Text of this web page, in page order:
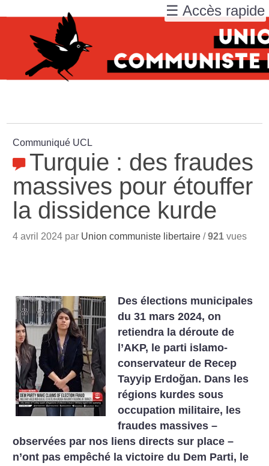
Communiqué UCL
Turquie : des fraudes
massives pour étouffer
la dissidence kurde
4 avril 2024 par Union communiste libertaire /921 vues
Des élections municipales
du 31 mars 2024, on
retiendra la déroute de
l’AKP, le parti islamo-
conservateur de Recep
Tayyip Erdoğan. Dans les
régions kurdes sous
occupation militaire, les
fraudes massives –
observées par nos liens directs sur place –
n’ont pas empêché la victoire du Dem Parti, le
☰ Accès rapide